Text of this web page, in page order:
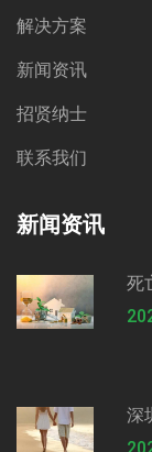
解决方案
新闻资讯
招贤纳士
联系我们
新闻资讯
死
深